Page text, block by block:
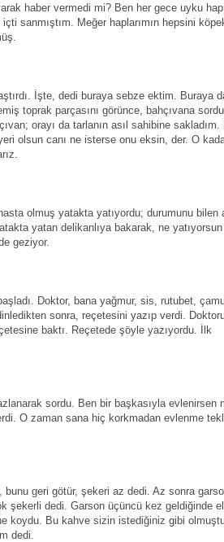
haber vermedi mi? Ben her gece uyku
sanmıştım. Meğer haplarımın hepsini
İşte, dedi buraya sebze ektim. Buraya
toprak parçasını görünce, bahçıvana
orayı da tarlanın asıl sahibine sakladım.
olsun canı ne isterse onu eksin, der. O
olmuş yatakta yatıyordu; durumunu bilen
yatan delikanlıya bakarak, ne
geziyor.
Doktor, bana yağmur, sis, rutubet,
sonra, reçetesini yazıp verdi.
baktı. Reçetede şöyle yazıyordu. İlk
sordu. Ben bir başkasıyla evlenirsen
O zaman sana hiç korkmadan evlenme
geri götür, şekeri az dedi. Az sonra
şekerli dedi. Garson üçüncü kez geldiğinde
koydu. Bu kahve sizin istediğiniz gibi
dedi.